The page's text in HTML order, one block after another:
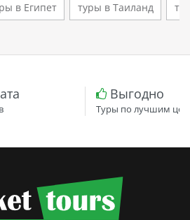
в Египет туры в Таиланд
Выгодно
Туры по лучшим